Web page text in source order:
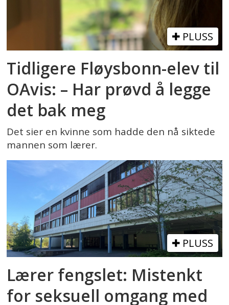
PLUSS
Tidligere Fløysbonn-elev til
OAvis: – Har prøvd å legge
det bak meg
Det sier en kvinne som hadde den nå siktede
mannen som lærer.
PLUSS
Lærer fengslet: Mistenkt
for seksuell omgang med